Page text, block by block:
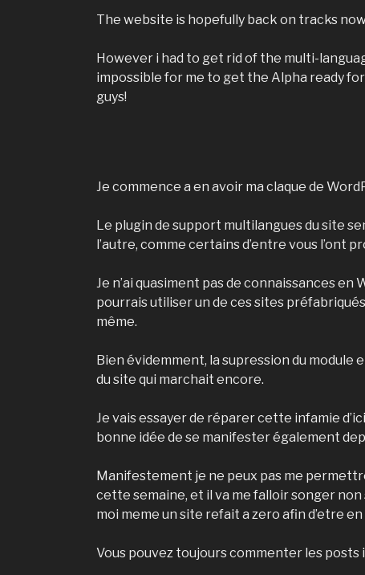
The website is hopefully back on tracks
However i had to get rid of the multi-
impossible for me to get the Alpha ready
guys!
Je commence a en avoir ma claque de
Le plugin de support multilangues du site
l’autre, comme certains d’entre vous l’ont
Je n’ai quasiment pas de connaissances en
pourrais utiliser un de ces sites
même.
Bien évidemment, la supression du module
du site qui marchait encore.
Je vais essayer de réparer cette infamie
bonne idée de se manifester également
Manifestement je ne peux pas me
cette semaine, et il va me falloir songer
moi meme un site refait a zero afin d’etre
Vous pouvez toujours commenter les